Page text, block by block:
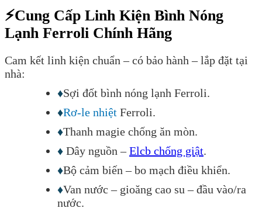
⚡Cung Cấp Linh Kiện Bình Nóng
Lạnh Ferroli Chính Hãng
Cam kết linh kiện chuẩn – có bảo hành – lắp đặt tại
nhà:
♦Sợi đốt bình nóng lạnh Ferroli.
♦Rơ-le nhiệt Ferroli.
♦Thanh magie chống ăn mòn.
♦ Dây nguồn –Elcb chống giật.
♦Bộ cảm biến – bo mạch điều khiển.
♦Van nước – gioăng cao su – đầu vào/ra
nước.